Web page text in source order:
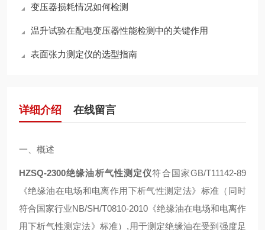
变压器损耗情况如何检测
温升试验在配电变压器性能检测中的关键作用
表面张力测定仪的选型指南
详细介绍 在线留言
一、概述
HZSQ-2300绝缘油析气性测定仪符合国家GB/T11142-89
《绝缘油在电场和电离作用下析气性测定法》标准（同时
符合国家行业NB/SH/T0810-2010《绝缘油在电场和电离作
用下析气性测定法》标准）,用于测定绝缘油在受到强度足